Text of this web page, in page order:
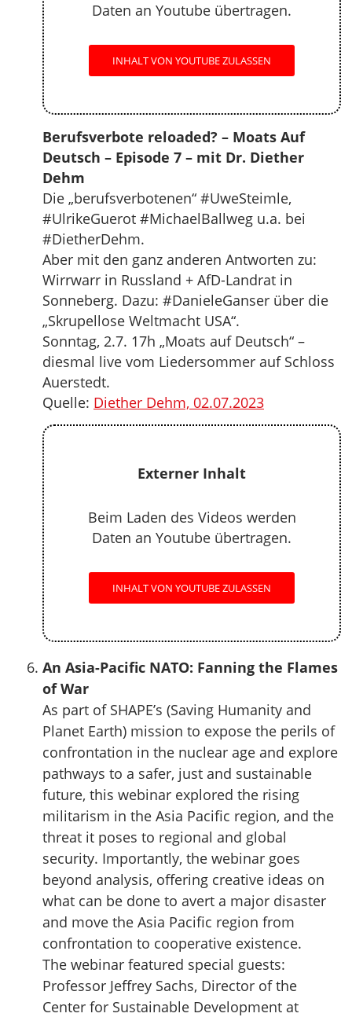
Daten an Youtube übertragen.
INHALT VON YOUTUBE ZULASSEN
Berufsverbote reloaded? – Moats Auf
Deutsch – Episode 7 – mit Dr. Diether
Dehm
Die „berufsverbotenen“ #UweSteimle,
#UlrikeGuerot #MichaelBallweg u.a. bei
#DietherDehm.
Aber mit den ganz anderen Antworten zu:
Wirrwarr in Russland + AfD-Landrat in
Sonneberg. Dazu: #DanieleGanser über die
„Skrupellose Weltmacht USA“.
Sonntag, 2.7. 17h „Moats auf Deutsch“ –
diesmal live vom Liedersommer auf Schloss
Auerstedt.
Quelle: Diether Dehm, 02.07.2023
Externer Inhalt
Beim Laden des Videos werden
Daten an Youtube übertragen.
INHALT VON YOUTUBE ZULASSEN
An Asia-Pacific NATO: Fanning the Flames
of War
As part of SHAPE’s (Saving Humanity and
Planet Earth) mission to expose the perils of
confrontation in the nuclear age and explore
pathways to a safer, just and sustainable
future, this webinar explored the rising
militarism in the Asia Pacific region, and the
threat it poses to regional and global
security. Importantly, the webinar goes
beyond analysis, offering creative ideas on
what can be done to avert a major disaster
and move the Asia Pacific region from
confrontation to cooperative existence.
The webinar featured special guests:
Professor Jeffrey Sachs, Director of the
Center for Sustainable Development at